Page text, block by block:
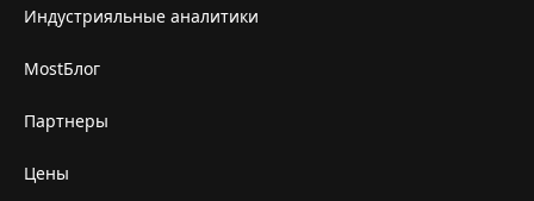
Индустрияльные аналитики
MostБлог
Партнеры
Цены